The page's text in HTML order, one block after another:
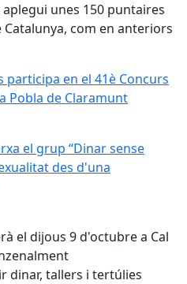
aplegui unes 150 puntaires
com en anteriors
en el 41è Concurs
en el 41è Concurs
Pobla de Claramunt
el grup “Dinar sense
el grup “Dinar sense
des d'una
el dijous 9 d'octubre a Cal
dinar, tallers i tertúlies